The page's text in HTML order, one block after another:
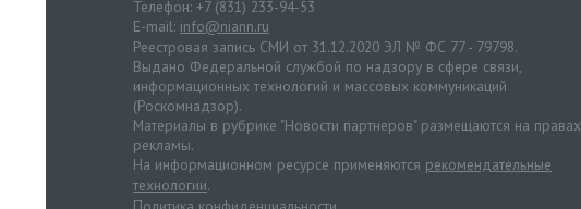
Телефон: +7 (831) 233-94-53
E-mail: info@niann.ru
Реестровая запись СМИ от 31.12.2020 ЭЛ № ФС 77 - 79798.
Выдано Федеральной службой по надзору в сфере связи,
информационных технологий и массовых коммуникаций
(Роскомнадзор).
Материалы в рубрике "Новости партнеров" размещаются на правах
рекламы.
На информационном ресурсе применяются рекомендательные
технологии.